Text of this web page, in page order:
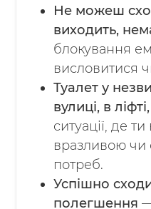
Не можеш
виходить,
блокування
висловитися
Туалет у
вулиці, в
ситуації, де
вразливою чи
потреб.
Успішно
полегшення